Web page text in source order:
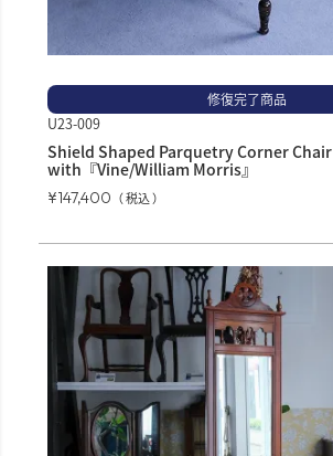
修復完了商品
U23-009
Shield Shaped Parquetry Corner Chair
with『Vine/William Morris』
¥147,400 税込